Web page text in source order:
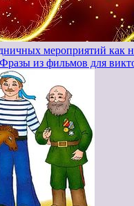
мероприятий как
Фразы из фильмов для